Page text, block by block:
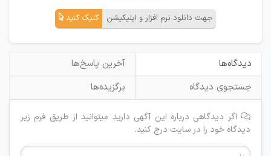
جهت دانلود نرم افزار و اپلیکیشن کلیک کنید
دیدگاه‌ها
آخرین پاسخ‌ها
جستجوی دیدگاه
برگزیده‌ها
اگر دیدگاهی درباره این آگهی دارید میتوانید از طریق فرم زیر
دیدگاه خود را در سایت درج کنید.